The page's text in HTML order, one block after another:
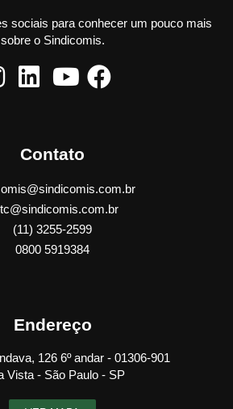
sociais para conhecer um pouco mais
sobre o Sindicomis.
Contato
(11) 3255-2599
0800 5919384
Endereço
126 6º andar - 01306-901
Vista - São Paulo - SP